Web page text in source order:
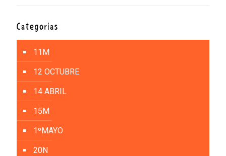
Categorías
11M
12 OCTUBRE
14 ABRIL
15M
1ºMAYO
20N